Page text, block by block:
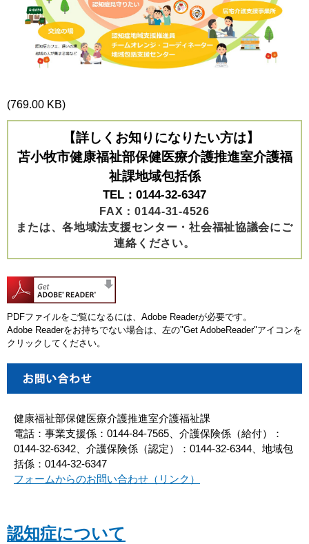
(769.00 KB)
【詳しくお知りになりたい方は】
苫小牧市健康福祉部保健医療介護推進室介護福
祉課地域包括係
TEL：0144-32-6347
FAX：0144-31-4526
または、各地域法支援センター・社会福祉協議会にご
連絡ください。
PDFファイルをご覧になるには、Adobe Readerが必要です。
Adobe Readerをお持ちでない場合は、左の"Get AdobeReader"アイコンを
クリックしてください。
健康福祉部保健医療介護推進室介護福祉課
電話：事業支援係：0144-84-7565、介護保険係（給付）：
0144-32-6342、介護保険係（認定）：0144-32-6344、地域包
括係：0144-32-6347
フォームからのお問い合わせ（リンク）
認知症について